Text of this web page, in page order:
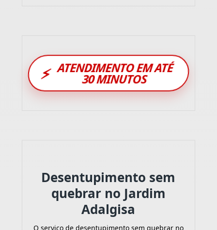
⚡ ATENDIMENTO EM ATÉ
30 MINUTOS
Desentupimento sem
quebrar no Jardim
Adalgisa
O serviço de desentupimento sem quebrar no